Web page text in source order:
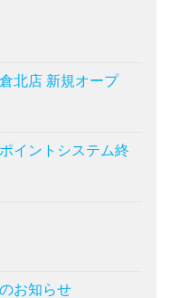
北店 新規オープ
イントシステム終
お知らせ